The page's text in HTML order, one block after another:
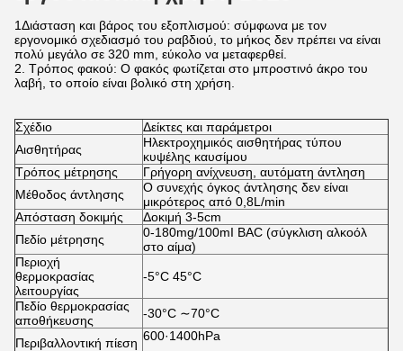
1Διάσταση και βάρος του εξοπλισμού: σύμφωνα με τον
εργονομικό σχεδιασμό του ραβδιού, το μήκος δεν πρέπει να είναι
πολύ μεγάλο σε 320 mm, εύκολο να μεταφερθεί.
2. Τρόπος φακού: Ο φακός φωτίζεται στο μπροστινό άκρο του
λαβή, το οποίο είναι βολικό στη χρήση.
Σχέδιο
Δείκτες και παράμετροι
Αισθητήρας
Ηλεκτροχημικός αισθητήρας τύπου
κυψέλης καυσίμου
Τρόπος μέτρησης
Γρήγορη ανίχνευση, αυτόματη άντληση
Μέθοδος άντλησης
Ο συνεχής όγκος άντλησης δεν είναι
μικρότερος από 0,8L/min
Απόσταση δοκιμής
Δοκιμή 3-5cm
Πεδίο μέτρησης
0-180mg/100mI BAC (σύγκλιση αλκοόλ
στο αίμα)
Περιοχή
θερμοκρασίας
λειτουργίας
-5°C 45°C
Πεδίο θερμοκρασίας
αποθήκευσης
-30°C ∼70°C
Περιβαλλοντική πίεση 600·1400hPa